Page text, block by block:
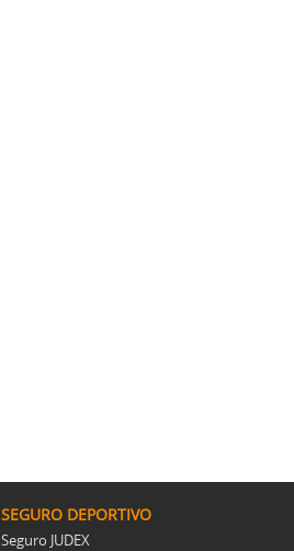
SEGURO DEPORTIVO
Seguro JUDEX